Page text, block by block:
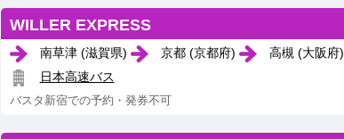
WILLER EXPRESS
南草津 (滋賀県) 京都 (京都府)
高槻 (大阪府)
日本高速バス
バスタ新宿での予約・発券不可